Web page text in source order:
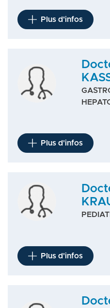
Plus d'infos
Plus d'infos
Plus d'infos